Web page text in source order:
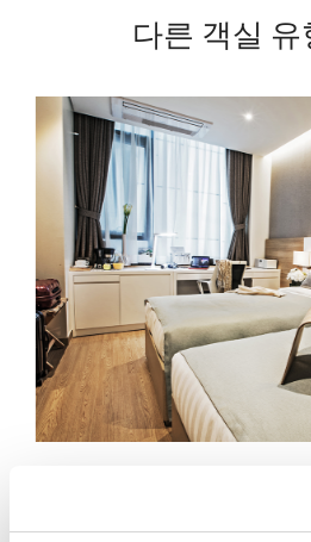
다른 객실 유